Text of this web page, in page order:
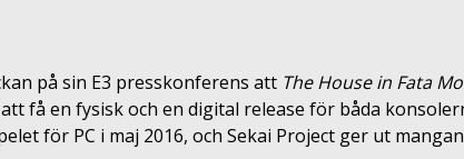
på sin E3 presskonferens att The House in Fata
få en fysisk och en digital release för båda
för PC i maj 2016, och Sekai Project ger ut